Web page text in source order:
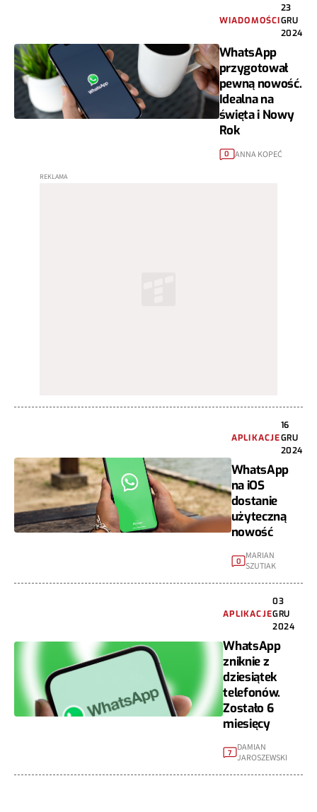
WIADOMOŚCI
23
GRU
2024
WhatsApp
przygotował
pewną nowość.
Idealna na
święta i Nowy
Rok
0 ANNA KOPEĆ
APLIKACJE
16
GRU
2024
WhatsApp
na iOS
dostanie
użyteczną
nowość
0
MARIAN
SZUTIAK
APLIKACJE
03
GRU
2024
WhatsApp
zniknie z
dziesiątek
telefonów.
Zostało 6
miesięcy
7
DAMIAN
JAROSZEWSKI